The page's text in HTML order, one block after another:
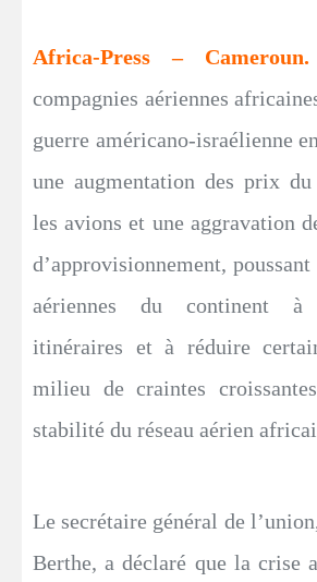
Africa-Press –
compagnies aériennes
guerre américano-israélienne
une augmentation des prix
les avions et une aggravation
d’approvisionnement,
aériennes du continent à
itinéraires et à réduire
milieu de craintes
stabilité du réseau aérien
Le secrétaire général de
Berthe, a déclaré que la crise